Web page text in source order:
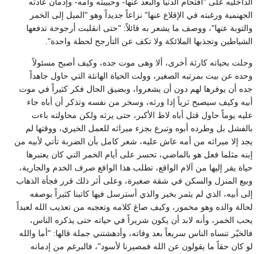
الداخليه على "اقتحام الدنيا والبعد عنها- وحبيبته وأمه- وإدمان عادته
الجهنمية ورغبته في الإقلاع عنها" نزاعاً جديداً وهو "الميل إلى الخمر
والتوبة عنها"، ووصف ما يشعر به قائلاً: "حتى انقلبت أرجوحة تدفعها
الشياطين وتجذبها الملائكة ولا تكف عن التأرجح لحظة واحدة".
وحلت بحياته كارثة أخرى، ألا وهى موت جده، وكيف أصبح مسئولاً
وحده عن بيت بمرتبه الصغير، وولت الحياة الهانئة التي حاول جاهداً
جده أن يوفرها لهم دون أن يشعروا، وبضيق الحال فكر كثيراً في موت
أبيه وكيف سيصبح ثرياً إذا ورثه، وسخر من نفسه وتذكر أن أباه جاء
عليه يوماً حاول قتل أباه لاظ الأكبر، حتى يرثه ولكن محاولته باءت
بالفشل بل وطرده أبوه وتبرع بجزء ميراثه للعمل الخيري، ووقتها لم
يجد إلا ميراثه من أمه عاش عليه، شعر كامل بأن الضربة تأتي لأبيه من
إبنه مثلما فعل هو بالماضي، تحسر على أيام الخمر التي كان يعتبرها
حياة يفر إليها من آلام الواقع، تطلب هذا الواقع صرف الخدم والجارية،
وبيع المنزل والسكن في شقة صغيرة، وعلى أثر ذلك قرر فجأة الذهاب
إلى أبيه، الذي لم يثمر بخير والذي أسترسل فيها كاتبنا كثيراً بوصفه
لحالة والده وهو مخمور، وكيف صاغ كلامه وتعجبه من تعذيب الله لعبداً
يحب الخمر، وأنه لابد أن يكون شريراً في حياته حتى يذكره الناس،
فالخيّر تنساه الناس سريعاً بعد وفاته، وأدهشتني جملة قالها: "أما والله
لو كان حقاً ما يقولون عن الله فمصيرنا لأسود"، فالبرغم من إدمانه